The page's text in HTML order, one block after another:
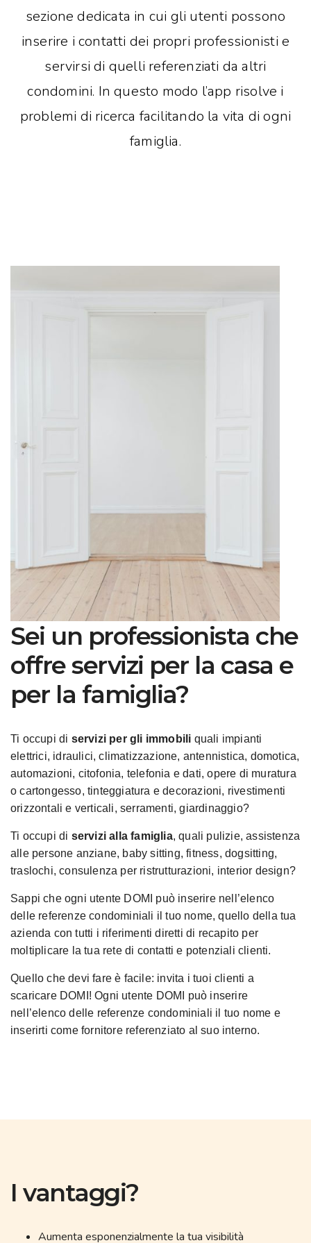
sezione dedicata in cui gli utenti possono
inserire i contatti dei propri professionisti e
servirsi di quelli referenziati da altri
condomini. In questo modo l’app risolve i
problemi di ricerca facilitando la vita di ogni
famiglia.
Sei un professionista che
offre servizi per la casa e
per la famiglia?
Ti occupi di servizi per gli immobili quali impianti
elettrici, idraulici, climatizzazione, antennistica, domotica,
automazioni, citofonia, telefonia e dati, opere di muratura
o cartongesso, tinteggiatura e decorazioni, rivestimenti
orizzontali e verticali, serramenti, giardinaggio?
Ti occupi di servizi alla famiglia, quali pulizie, assistenza
alle persone anziane, baby sitting, fitness, dogsitting,
traslochi, consulenza per ristrutturazioni, interior design?
Sappi che ogni utente DOMI può inserire nell’elenco
delle referenze condominiali il tuo nome, quello della tua
azienda con tutti i riferimenti diretti di recapito per
moltiplicare la tua rete di contatti e potenziali clienti.
Quello che devi fare è facile: invita i tuoi clienti a
scaricare DOMI! Ogni utente DOMI può inserire
nell’elenco delle referenze condominiali il tuo nome e
inserirti come fornitore referenziato al suo interno.
I vantaggi?
Aumenta esponenzialmente la tua visibilità